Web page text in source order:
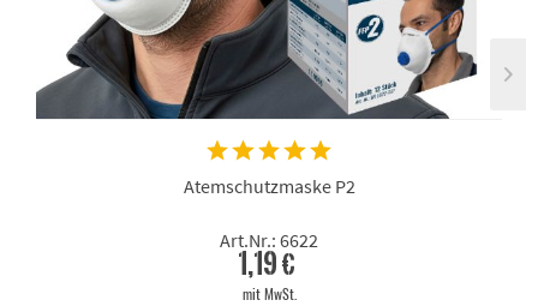
Atemschutzmaske P2
Art.Nr.: 6622
1,19 €
mit MwSt.